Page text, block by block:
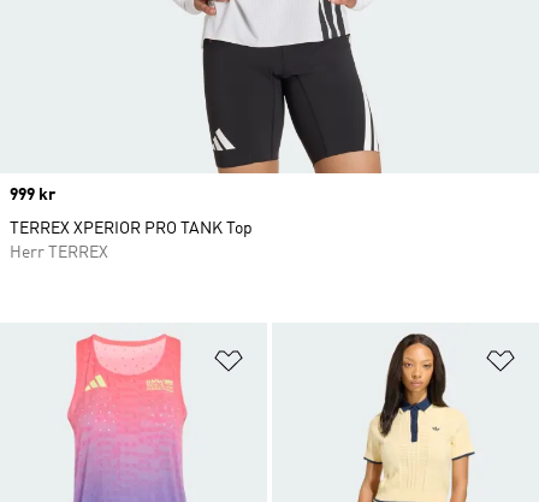
Lägg till på önskelistan
Price
999 kr
TERREX XPERIOR PRO TANK Top
Herr TERREX